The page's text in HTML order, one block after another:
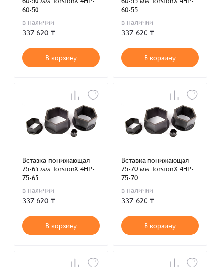
60-50
в наличии
337 620 ₸
В корзину
60-55
в наличии
337 620 ₸
В корзину
Вставка понижающая
75-65 мм TorsionX 4HP-
75-65
в наличии
337 620 ₸
В корзину
Вставка понижающая
75-70 мм TorsionX 4HP-
75-70
в наличии
337 620 ₸
В корзину